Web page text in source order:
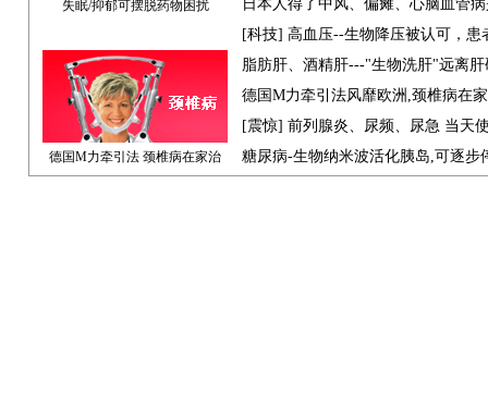
失眠/抑郁可摆脱药物困扰
日本人得了中风、偏瘫、心脑血管
[科技] 高血压--生物降压被认可，患
德国M力牵引法 颈椎病在家治
脂肪肝、酒精肝---"生物洗肝"远离肝
德国M力牵引法风靡欧洲,颈椎病在
[震惊] 前列腺炎、尿频、尿急 当天
糖尿病-生物纳米波活化胰岛,可逐步